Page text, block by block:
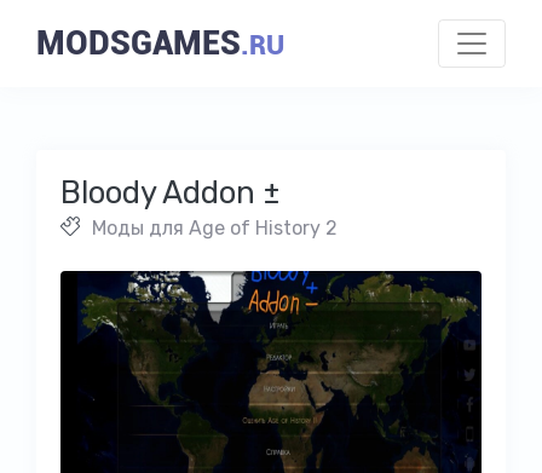
MODSGAMES.RU
Bloody Addon ±
Моды для Age of History 2